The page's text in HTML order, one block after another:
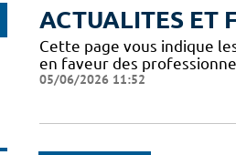
ACTUALITES ET
Cette page vous indique
en faveur des
05/06/2026 11:52